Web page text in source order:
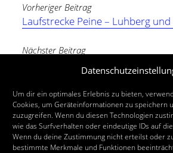
Um dir ein optimales Erlebnis zu bieten,
Cookies, um Geräteinformationen zu speichern
zuzugreifen. Wenn du diesen Technologien
wie das Surfverhalten oder eindeutige IDs auf
Wenn du deine Zustimmung nicht erteilst oder
bestimmte Merkmale und Funktionen
Vorheriger Beitrag
Laufstrecke Peine – Luhberg
Nächster Beitrag
Laufstrecke Handorfer Kiesteiche